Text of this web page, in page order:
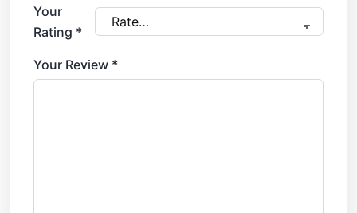
Your
Rating *
Your Review *